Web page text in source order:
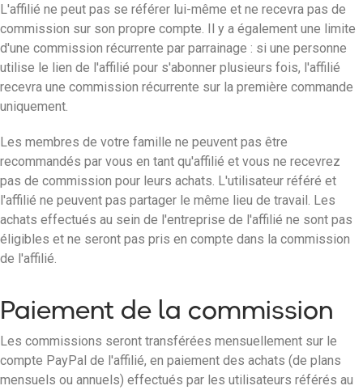
L'affilié ne peut pas se référer lui-même et ne recevra pas de
commission sur son propre compte. Il y a également une limite
d'une commission récurrente par parrainage : si une personne
utilise le lien de l'affilié pour s'abonner plusieurs fois, l'affilié
recevra une commission récurrente sur la première commande
uniquement.
Les membres de votre famille ne peuvent pas être
recommandés par vous en tant qu'affilié et vous ne recevrez
pas de commission pour leurs achats. L'utilisateur référé et
l'affilié ne peuvent pas partager le même lieu de travail. Les
achats effectués au sein de l'entreprise de l'affilié ne sont pas
éligibles et ne seront pas pris en compte dans la commission
de l'affilié.
Paiement de la commission
Les commissions seront transférées mensuellement sur le
compte PayPal de l'affilié, en paiement des achats (de plans
mensuels ou annuels) effectués par les utilisateurs référés au